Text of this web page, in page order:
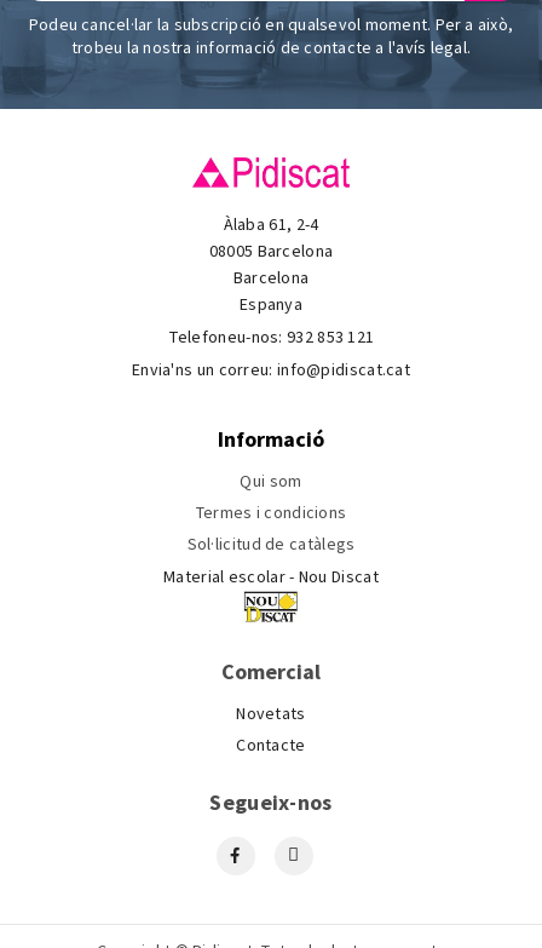
Podeu cancel·lar la subscripció en qualsevol moment. Per a això,
trobeu la nostra informació de contacte a l'avís legal.
Àlaba 61, 2-4
08005 Barcelona
Barcelona
Espanya
Telefoneu-nos:932 853 121
Envia'ns un correu: info@pidiscat.cat
Informació
Qui som
Termes i condicions
Sol·licitud de catàlegs
Material escolar - Nou Discat
Comercial
Novetats
Contacte
Segueix-nos